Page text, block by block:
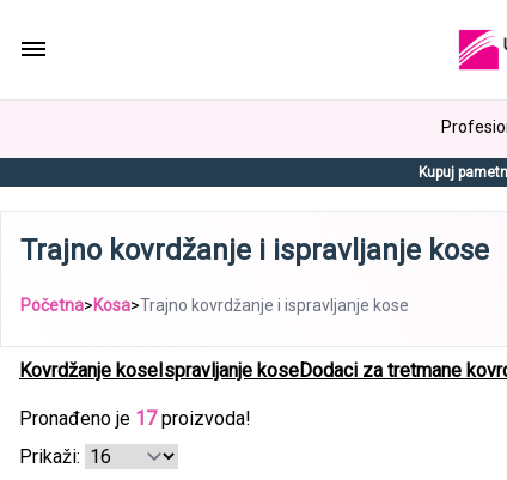
Kupuj
Trajno kovrdžanje i ispravljanje kose
Početna>Kosa>Trajno kovrdžanje i ispravljanje kose
Kovrdžanje koseIspravljanje koseDodaci za tretmane
Pronađeno je 17proizvoda!
Prikaži: